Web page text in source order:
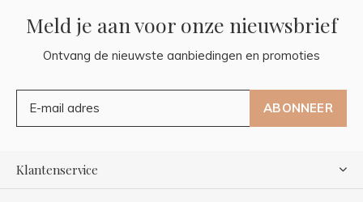
Meld je aan voor onze nieuwsbrief
Ontvang de nieuwste aanbiedingen en promoties
ABONNEER
Klantenservice